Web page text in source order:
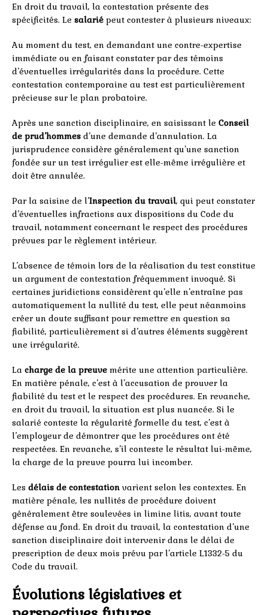
En droit du travail, la contestation présente des
spécificités. Le salarié peut contester à plusieurs niveaux:
Au moment du test, en demandant une contre-expertise
immédiate ou en faisant constater par des témoins
d’éventuelles irrégularités dans la procédure. Cette
contestation contemporaine au test est particulièrement
précieuse sur le plan probatoire.
Après une sanction disciplinaire, en saisissant le Conseil
de prud’hommes d’une demande d’annulation. La
jurisprudence considère généralement qu’une sanction
fondée sur un test irrégulier est elle-même irrégulière et
doit être annulée.
Par la saisine de l’Inspection du travail, qui peut constater
d’éventuelles infractions aux dispositions du Code du
travail, notamment concernant le respect des procédures
prévues par le règlement intérieur.
L’absence de témoin lors de la réalisation du test constitue
un argument de contestation fréquemment invoqué. Si
certaines juridictions considèrent qu’elle n’entraîne pas
automatiquement la nullité du test, elle peut néanmoins
créer un doute suffisant pour remettre en question sa
fiabilité, particulièrement si d’autres éléments suggèrent
une irrégularité.
La charge de la preuve mérite une attention particulière.
En matière pénale, c’est à l’accusation de prouver la
fiabilité du test et le respect des procédures. En revanche,
en droit du travail, la situation est plus nuancée. Si le
salarié conteste la régularité formelle du test, c’est à
l’employeur de démontrer que les procédures ont été
respectées. En revanche, s’il conteste le résultat lui-même,
la charge de la preuve pourra lui incomber.
Les délais de contestation varient selon les contextes. En
matière pénale, les nullités de procédure doivent
généralement être soulevées in limine litis, avant toute
défense au fond. En droit du travail, la contestation d’une
sanction disciplinaire doit intervenir dans le délai de
prescription de deux mois prévu par l’article L1332-5 du
Code du travail.
Évolutions législatives et